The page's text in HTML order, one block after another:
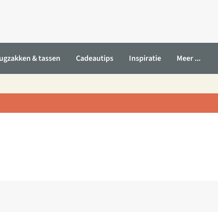
& tassen Cadeautips Inspiratie Meer ...